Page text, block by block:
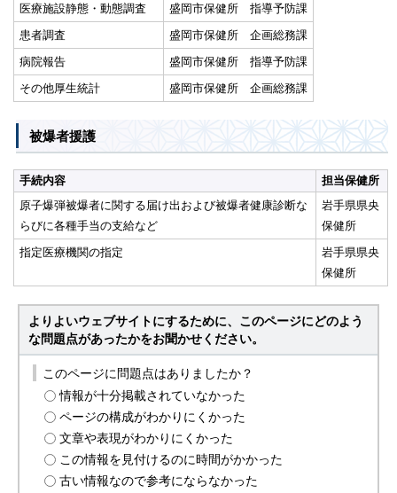
医療施設静態・動態調査
盛岡市保健所 指導予防課
患者調査
盛岡市保健所 企画総務課
病院報告
盛岡市保健所 指導予防課
その他厚生統計
盛岡市保健所 企画総務課
被爆者援護
手続内容
担当保健所
原子爆弾被爆者に関する届け出および被爆者健康診断な
らびに各種手当の支給など
岩手県県央
保健所
指定医療機関の指定
岩手県県央
保健所
よりよいウェブサイトにするために、このページにどのよう
な問題点があったかをお聞かせください。
このページに問題点はありましたか？
情報が十分掲載されていなかった
ページの構成がわかりにくかった
文章や表現がわかりにくかった
この情報を見付けるのに時間がかかった
古い情報なので参考にならなかった